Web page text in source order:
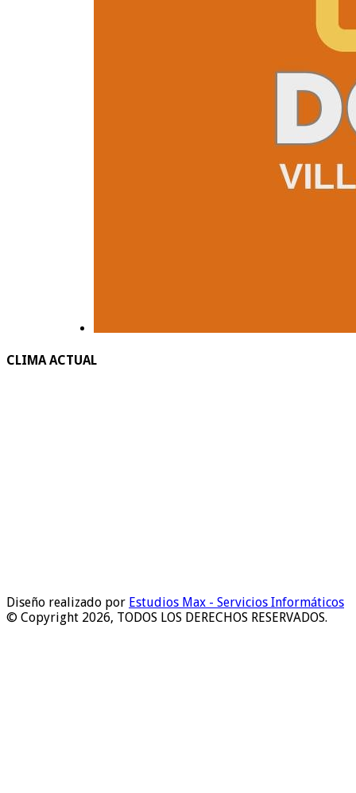
CLIMA ACTUAL
Diseño realizado por Estudios Max - Servicios Informáticos
© Copyright 2026, TODOS LOS DERECHOS RESERVADOS.